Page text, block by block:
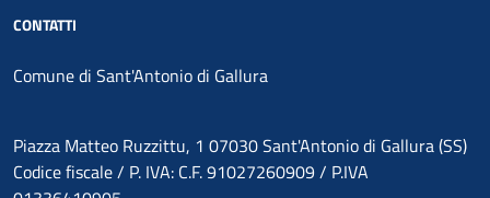
CONTATTI
Comune di Sant'Antonio di Gallura
Piazza Matteo Ruzzittu, 1 07030 Sant'Antonio di Gallura (SS)
Codice fiscale / P. IVA: C.F. 91027260909 / P.IVA